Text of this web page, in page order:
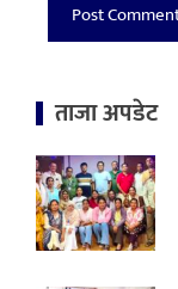
ताजा अपडेट